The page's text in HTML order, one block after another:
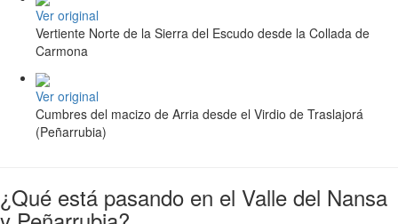
Ver original
Vertiente Norte de la Sierra del Escudo desde la Collada de
Carmona
Ver original
Cumbres del macizo de Arria desde el Virdio de Traslajorá
(Peñarrubia)
¿Qué está pasando en el Valle del Nansa